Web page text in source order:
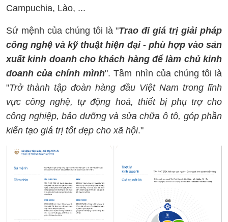
Campuchia, Lào, ...
Sứ mệnh của chúng tôi là "Trao đi giá trị giải pháp
công nghệ và kỹ thuật hiện đại - phù hợp vào sản
xuất kinh doanh cho khách hàng để làm chủ kinh
doanh của chính mình". Tầm nhìn của chúng tôi là
"Trở thành tập đoàn hàng đầu Việt Nam trong lĩnh
vực công nghệ, tự động hoá, thiết bị phụ trợ cho
công nghiệp, bảo dưỡng và sửa chữa ô tô, góp phần
kiến tạo giá trị tốt đẹp cho xã hội."